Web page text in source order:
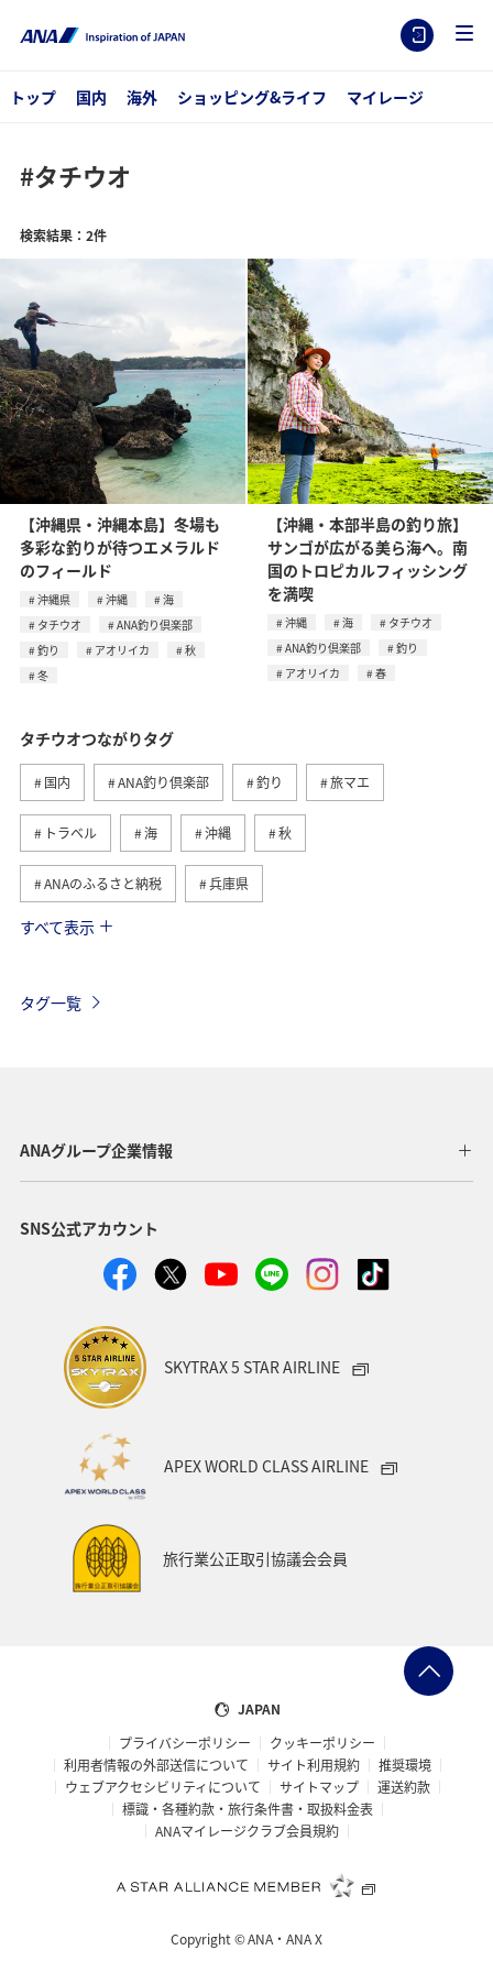
トップ 国内 海外 ショッピング&ライフ マイレージ
#タチウオ
検索結果：2件
【沖縄県・沖縄本島】冬場も
多彩な釣りが待つエメラルド
のフィールド
沖縄県 沖縄
海
タチウオ
ANA釣り倶楽部
釣り
アオリイカ
秋
冬
【沖縄・本部半島の釣り旅】
サンゴが広がる美ら海へ。南
国のトロピカルフィッシング
を満喫
沖縄 海
タチウオ
ANA釣り倶楽部
釣り
アオリイカ
春
タチウオつながりタグ
国内 ANA釣り倶楽部 釣り 旅マエ
トラベル 海 沖縄 秋
ANAのふるさと納税 兵庫県
春 夏
すべて表示
タグ一覧
ANAグループ企業情報
SNS公式アカウント
SKYTRAX 5 STAR AIRLINE
APEX WORLD CLASS AIRLINE
旅行業公正取引協議会会員
JAPAN
プライバシーポリシー
クッキーポリシー
利用者情報の外部送信について
サイト利用規約
推奨環境
ウェブアクセシビリティについて
サイトマップ
運送約款
標識・各種約款・旅行条件書・取扱料金表
ANAマイレージクラブ会員規約
Copyright ©ANA・ANA X